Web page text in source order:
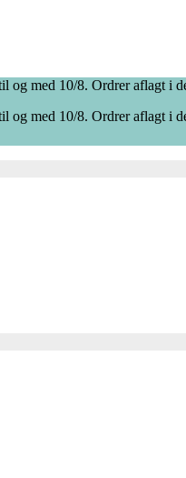
med 10/8. Ordrer aflagt i
med 10/8. Ordrer aflagt i